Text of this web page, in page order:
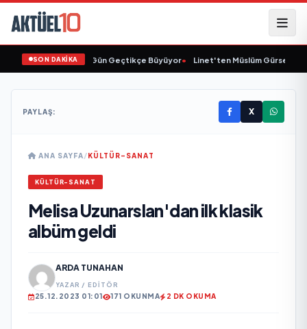
SON DAKİKA
Animasyon Pazarı Gün Geçtikçe Büyüyor• Linet'ten Müslüm Gürses'e
PAYLAŞ: X
ANA SAYFA/KÜLTÜR-SANAT
KÜLTÜR-SANAT
Melisa Uzunarslan'dan ilk klasik
albüm geldi
ARDA TUNAHAN
YAZAR / EDITÖR
25.12.2023 01:01 171 OKUNMA 2 DK OKUMA